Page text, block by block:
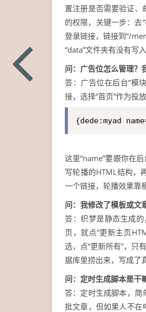
置注册是否需要验证、
的权限，关键一步：去
登录链接，链接到“/
“data”文件夹有没有写
问：广告位怎么管理？
答：广告位在后台“模
接，选择“首页”作为投
{dede:myad
这里“name”要跟你在
写轮播的HTML结构，
一个链接，轮播效果靠
问：我修改了模板或文
答：织梦是静态生成
页，就点“更新主页
选，点“更新所有”，只
据库里捞出来，写成了
问：定时生成脚本是干
答：定时生成脚本，简
批文章，但如果人不在